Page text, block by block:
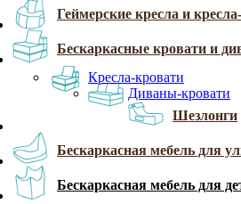
Геймерские кресла и
Бескаркасные кровати и
Кресла-кровати
Диваны-кровати
Шезлонги
Бескаркасная мебель для
Бескаркасная мебель для